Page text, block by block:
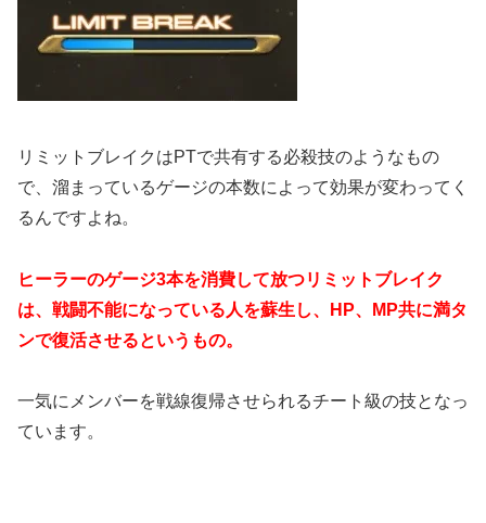
リミットブレイクはPTで共有する必殺技のようなもの
で、溜まっているゲージの本数によって効果が変わってく
るんですよね。
ヒーラーのゲージ3本を消費して放つリミットブレイク
は、戦闘不能になっている人を蘇生し、HP、MP共に満タ
ンで復活させるというもの。
一気にメンバーを戦線復帰させられるチート級の技となっ
ています。